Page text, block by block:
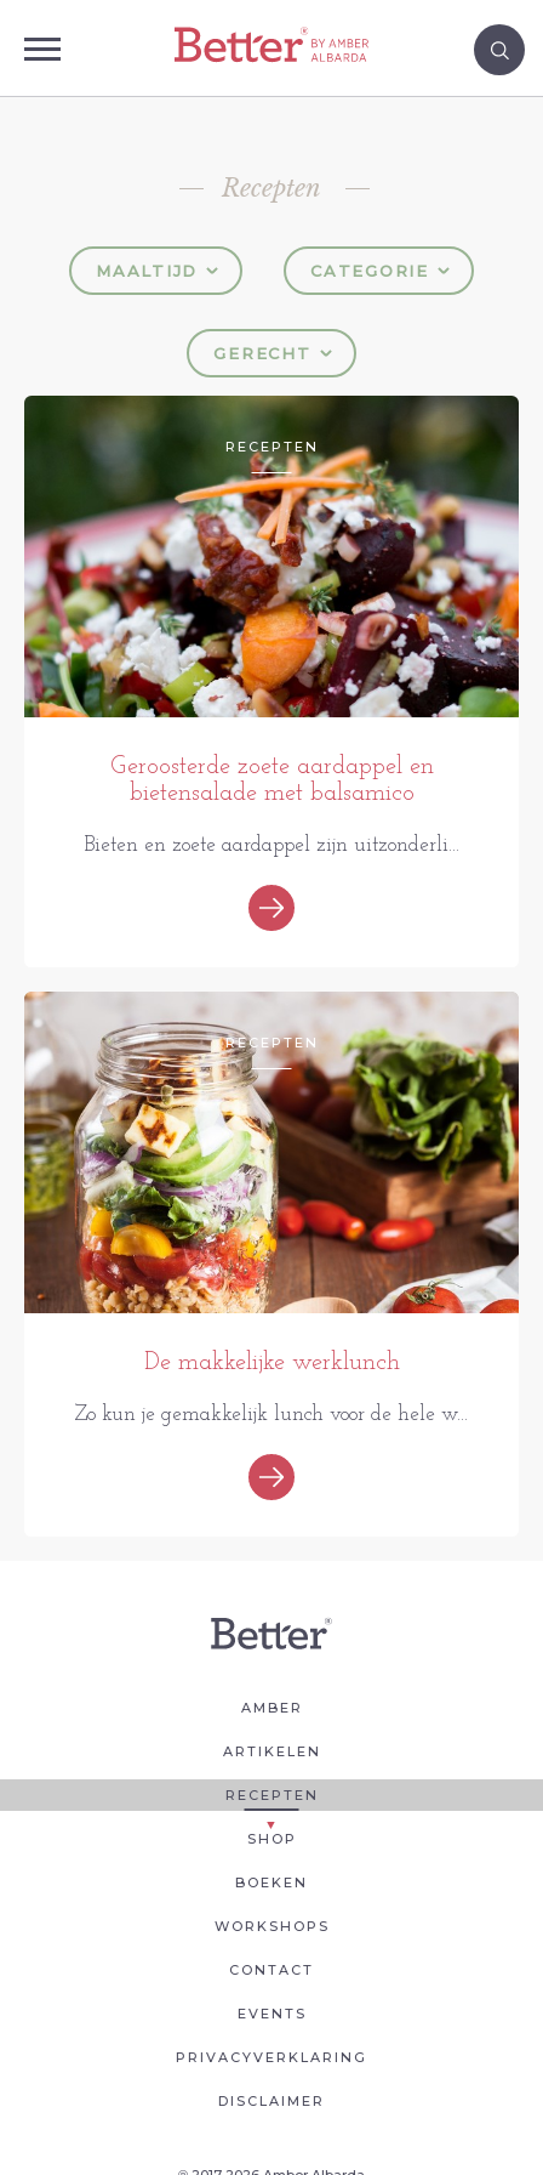
Recepten
MAALTIJD CATEGORIE
GERECHT
RECEPTEN
Geroosterde zoete aardappel en
bietensalade met balsamico
Bieten en zoete aardappel zijn uitzonderli...
RECEPTEN
De makkelijke werklunch
Zo kun je gemakkelijk lunch voor de hele w...
AMBER
ARTIKELEN
RECEPTEN
SHOP
BOEKEN
WORKSHOPS
CONTACT
EVENTS
PRIVACYVERKLARING
DISCLAIMER